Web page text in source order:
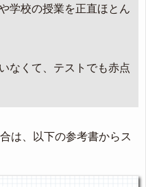
学校の授業を正直ほとん
なくて、テストでも赤点
は、以下の参考書からス